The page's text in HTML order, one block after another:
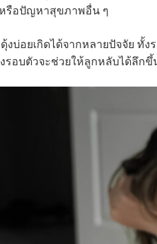
รือปัญหาสุขภาพอื่น ๆ
งบ่อยเกิดได้จากหลายปัจจัย ทั้
รอบตัวจะช่วยให้ลูกหลับได้ลึก